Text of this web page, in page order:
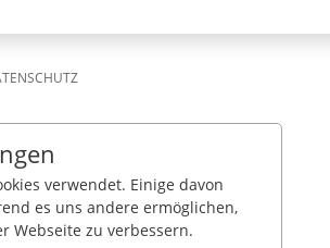
verwendet. Einige davon
es uns andere ermöglichen,
Webseite zu verbessern.